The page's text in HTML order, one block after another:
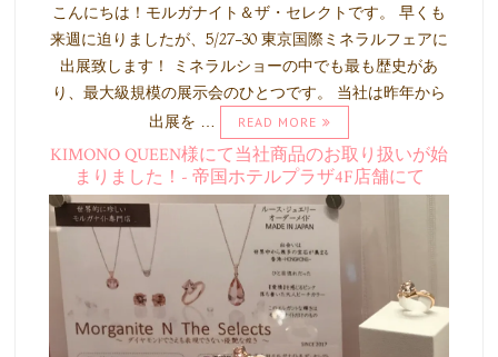
こんにちは！モルガナイト＆ザ・セレクトです。 早くも
来週に迫りましたが、5/27-30 東京国際ミネラルフェアに
出展致します！ ミネラルショーの中でも最も歴史があ
り、最大級規模の展示会のひとつです。 当社は昨年から
出展を …
READ MORE
KIMONO QUEEN様にて当社商品のお取り扱いが始
まりました！- 帝国ホテルプラザ4F店舗にて